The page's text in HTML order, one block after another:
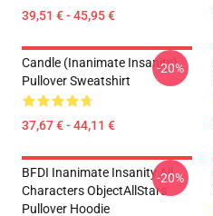
39,51 € - 45,95 €
Candle (Inanimate Insanity)
Pullover Sweatshirt
37,67 € - 44,11 €
-20%
BFDI Inanimate Insanity All
Characters ObjectAllStars
Pullover Hoodie
-20%